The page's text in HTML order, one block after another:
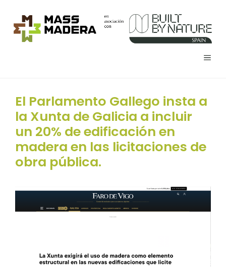
contenido
El Parlamento Gallego insta a
la Xunta de Galicia a incluir
un 20% de edificación en
madera en las licitaciones de
obra pública.